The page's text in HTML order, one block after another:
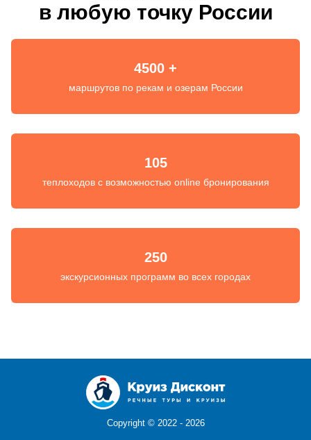
в любую точку России
4500 +
маршрутов по рекам и озерам России
105
теплоходов с возможностью online бронирования
250
экскурсионных программ во всех городах
Copyright © 2022 - 2026